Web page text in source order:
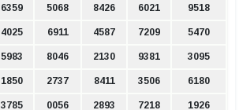
6359 5068 8426 6021 9518
4025 6911 4587 7209 5470
5983 8046 2130 9381 3095
1850 2737 8411 3506 6180
3785 0056 2893 7218 1926